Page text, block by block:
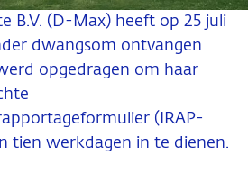
B.V. (D-Max) heeft op 25 juli
dwangsom ontvangen
opgedragen om haar
(IRAP-
tien werkdagen in te dienen.